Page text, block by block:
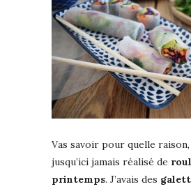
Vas savoir pour quelle raison,
jusqu’ici jamais réalisé de
printemps. J’avais des